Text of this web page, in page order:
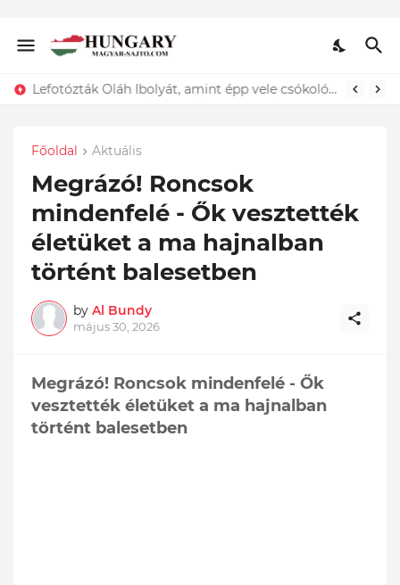
Lefotózták Oláh Ibolyát, amint épp vele csókolózik - EZT nem hiszed el, kinek a karjában kötött ki...ÍME
Főoldal Aktuális
Megrázó! Roncsok
mindenfelé - Ők vesztették
életüket a ma hajnalban
történt balesetben
by Al Bundy
május 30, 2026
Megrázó! Roncsok mindenfelé - Ők
vesztették életüket a ma hajnalban
történt balesetben